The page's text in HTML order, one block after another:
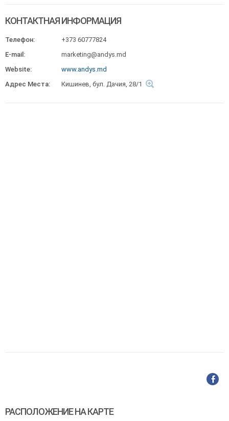
КОНТАКТНАЯ ИНФОРМАЦИЯ
Телефон:
+373 60777824
E-mail:
marketing@andys.md
Website:
www.andys.md
Адрес Места:
Кишинев, бул. Дачия, 28/1
РАСПОЛОЖЕНИЕ НА КАРТЕ